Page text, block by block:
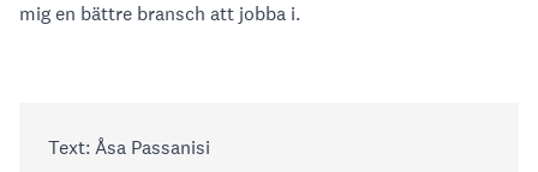
mig en bättre bransch att jobba i.
Text: Åsa Passanisi